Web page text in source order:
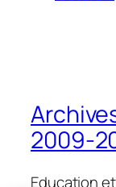
2009-
Education